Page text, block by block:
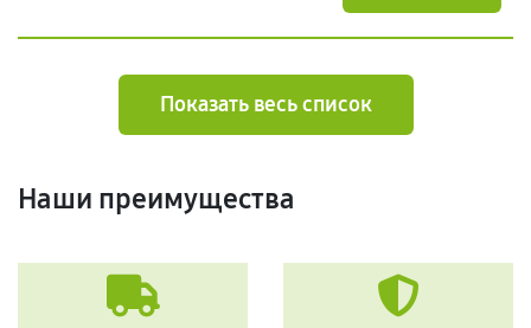
Показать весь список
Наши преимущества